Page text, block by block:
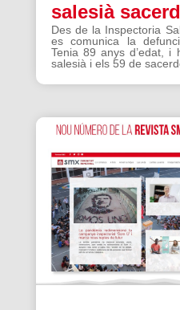
salesià
Des de la Inspectoria
es comunica la
Tenia 89 anys d’edat, i
salesià i els 59 de